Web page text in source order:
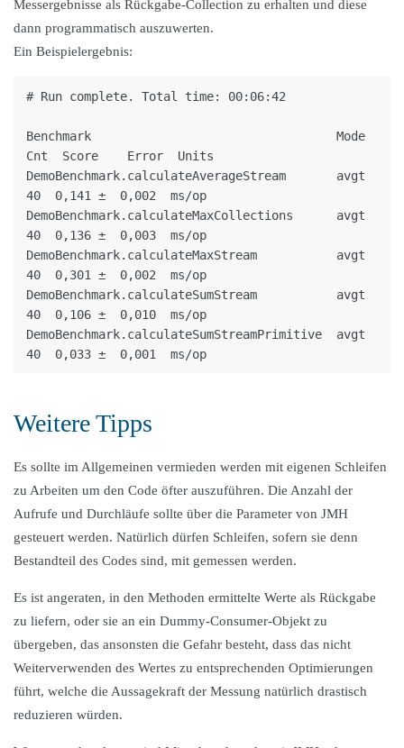
Messergebnisse als Rückgabe-Collection zu erhalten und diese
dann programmatisch auszuwerten.
Ein Beispielergebnis:
# Run complete. Total time: 00:06:42
Benchmark                                  Mode
Cnt  Score    Error  Units
DemoBenchmark.calculateAverageStream       avgt
40  0,141 ±  0,002  ms/op
DemoBenchmark.calculateMaxCollections      avgt
40  0,136 ±  0,003  ms/op
DemoBenchmark.calculateMaxStream           avgt
40  0,301 ±  0,002  ms/op
DemoBenchmark.calculateSumStream           avgt
40  0,106 ±  0,010  ms/op
DemoBenchmark.calculateSumStreamPrimitive  avgt
40  0,033 ±  0,001  ms/op
Weitere Tipps
Es sollte im Allgemeinen vermieden werden mit eigenen Schleifen
zu Arbeiten um den Code öfter auszuführen. Die Anzahl der
Aufrufe und Durchläufe sollte über die Parameter von JMH
gesteuert werden. Natürlich dürfen Schleifen, sofern sie denn
Bestandteil des Codes sind, mit gemessen werden.
Es ist angeraten, in den Methoden ermittelte Werte als Rückgabe
zu liefern, oder sie an ein Dummy-Consumer-Objekt zu
übergeben, das ansonsten die Gefahr besteht, dass das nicht
Weiterverwenden des Wertes zu entsprechenden Optimierungen
führt, welche die Aussagekraft der Messung natürlich drastisch
reduzieren würden.